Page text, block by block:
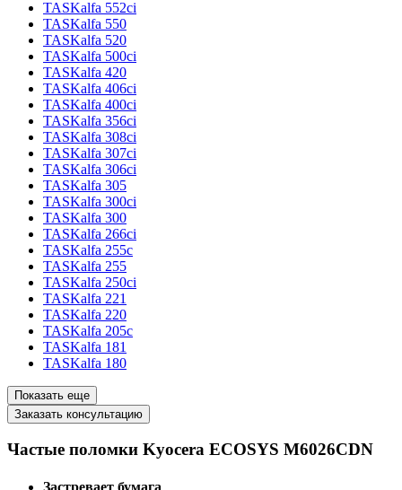
TASKalfa 552ci
TASKalfa 550
TASKalfa 520
TASKalfa 500ci
TASKalfa 420
TASKalfa 406ci
TASKalfa 400ci
TASKalfa 356ci
TASKalfa 308ci
TASKalfa 307ci
TASKalfa 306ci
TASKalfa 305
TASKalfa 300ci
TASKalfa 300
TASKalfa 266ci
TASKalfa 255c
TASKalfa 255
TASKalfa 250ci
TASKalfa 221
TASKalfa 220
TASKalfa 205c
TASKalfa 181
TASKalfa 180
Показать еще
Заказать консультацию
Частые поломки Kyocera ECOSYS M6026CDN
Застревает бумага